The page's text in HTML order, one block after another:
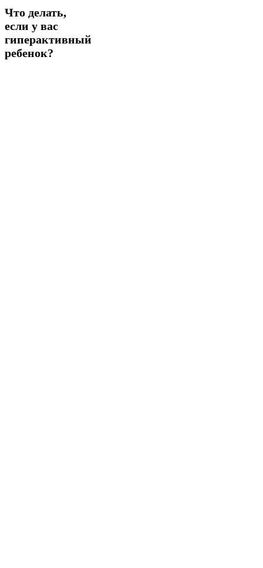
Что
делать,
если
у
вас
Что делать,
если у вас
гиперактивный
ребенок?